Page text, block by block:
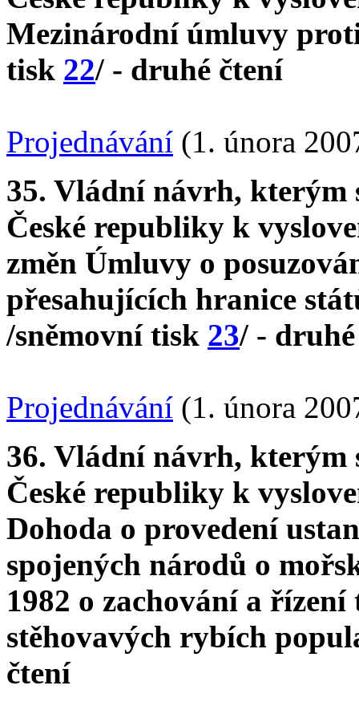
Mezinárodní úmluvy
tisk 22/ - druhé čtení
Projednávání (1. února
35. Vládní návrh, kterým
České republiky k
změn Úmluvy o
přesahujících hranice
/sněmovní tisk 23/ -
Projednávání (1. února
36. Vládní návrh, kterým
České republiky k
Dohoda o provedení
spojených národů o
1982 o zachování a
stěhovavých rybích
čtení